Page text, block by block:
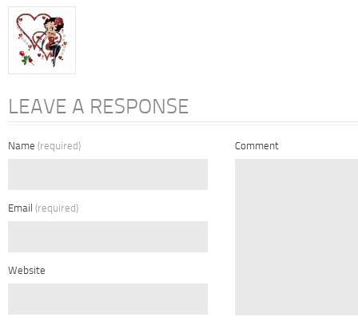
LEAVE A RESPONSE
Name (required)
Email (required)
Website
Comment